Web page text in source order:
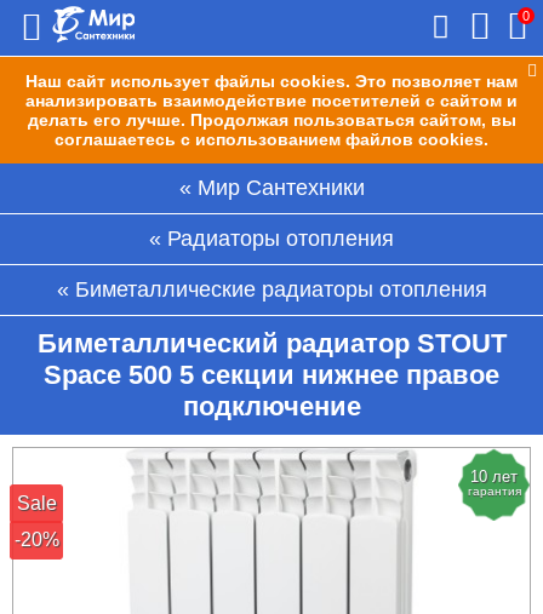
Наш сайт использует файлы cookies. Это позволяет нам
анализировать взаимодействие посетителей с сайтом и
делать его лучше. Продолжая пользоваться сайтом, вы
соглашаетесь с использованием файлов cookies.
0
Мир Сантехники
Радиаторы отопления
Биметаллические радиаторы отопления
Биметаллический радиатор STOUT
Space 500 5 секции нижнее правое
подключение
-20%
Sale
10 лет
гарантия